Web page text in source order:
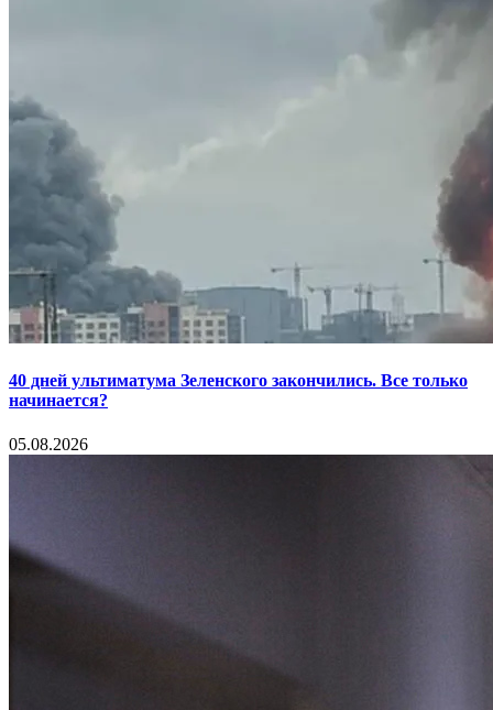
40 дней ультиматума Зеленского закончились. Все только
начинается?
05.08.2026